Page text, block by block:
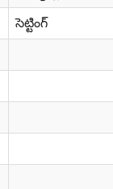
సెట్టింగ్